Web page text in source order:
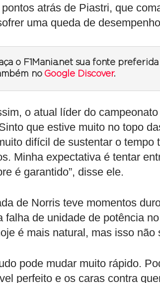
atrás de Piastri, que
uma queda de
o F1Mania.net sua fonte
no Google Discover.
o atual líder do
que estive muito no topo
difícil de sustentar o tempo
Minha expectativa é tentar
é garantido”, disse ele.
de Norris teve momentos
falha de unidade de potência
é mais natural, mas isso
pode mudar muito rápido.
perfeito e os caras contra